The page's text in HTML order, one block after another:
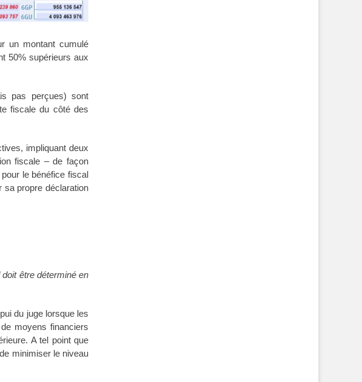
un montant cumulé
50% supérieurs aux
pas perçues) sont
fiscale du côté des
impliquant deux
fiscale – de façon
le bénéfice fiscal
sa propre déclaration
être déterminé en
du juge lorsque les
moyens financiers
A tel point que
minimiser le niveau